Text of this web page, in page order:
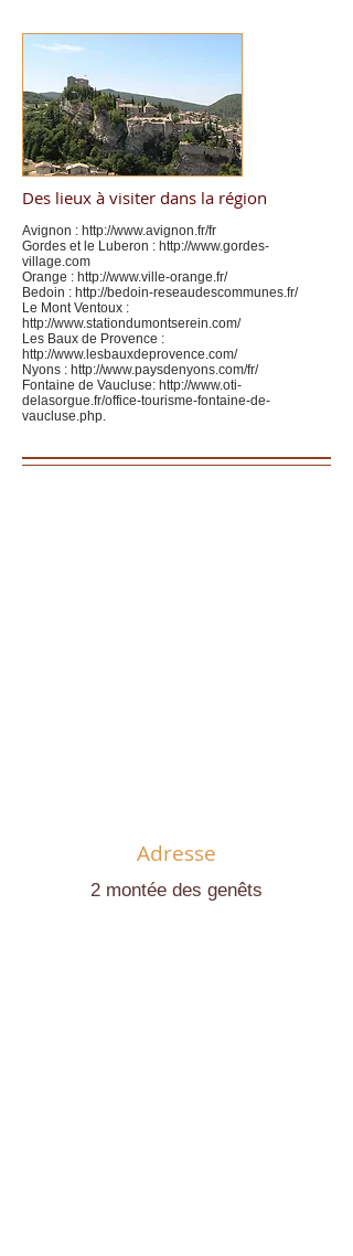
Des lieux à visiter dans la région
Avignon : http://www.avignon.fr/fr
Gordes et le Luberon : http://www.gordes-
village.com
Orange : http://www.ville-orange.fr/
Bedoin : http://bedoin-reseaudescommunes.fr/
Le Mont Ventoux :
http://www.stationdumontserein.com/
Les Baux de Provence :
http://www.lesbauxdeprovence.com/
Nyons : http://www.paysdenyons.com/fr/
Fontaine de Vaucluse: http://www.oti-
delasorgue.fr/office-tourisme-fontaine-de-
vaucluse.php.
Adresse
2 montée des genêts